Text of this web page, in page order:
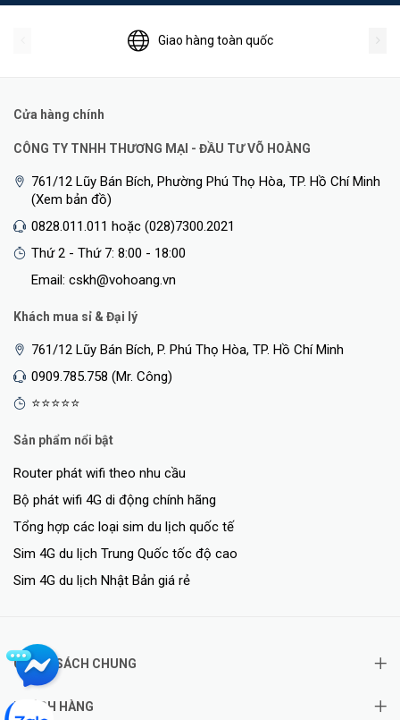
Giao hàng toàn quốc
Cửa hàng chính
CÔNG TY TNHH THƯƠNG MẠI - ĐẦU TƯ VÕ HOÀNG
761/12 Lũy Bán Bích, Phường Phú Thọ Hòa, TP. Hồ Chí Minh
(Xem bản đồ)
0828.011.011 hoặc (028)7300.2021
Thứ 2 - Thứ 7: 8:00 - 18:00
Email: cskh@vohoang.vn
Khách mua sỉ & Đại lý
761/12 Lũy Bán Bích, P. Phú Thọ Hòa, TP. Hồ Chí Minh
0909.785.758 (Mr. Công)
⭐⭐⭐⭐⭐
Sản phẩm nổi bật
Router phát wifi theo nhu cầu
Bộ phát wifi 4G di động chính hãng
Tổng hợp các loại sim du lịch quốc tế
Sim 4G du lịch Trung Quốc tốc độ cao
Sim 4G du lịch Nhật Bản giá rẻ
CHÍNH SÁCH CHUNG
KHÁCH HÀNG